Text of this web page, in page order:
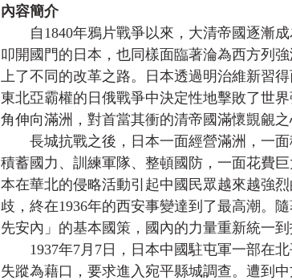
內容簡介
自1840年鴉片戰爭以來，大清帝國逐漸成
叩開國門的日本，也同樣面臨著淪為西方列
上了不同的改革之路。日本透過明治維新習
東北亞霸權的日俄戰爭中決定性地擊敗了世
角伸向滿洲，對首當其衝的清帝國滿懷覬覦之
長城抗戰之後，日本一面經營滿洲，一面
積蓄國力、訓練軍隊、整頓國防，一面花費
本在華北的侵略活動引起中國民眾越來越強
歧，終在1936年的西安事變達到了最高潮。
先安內」的基本國策，國內的力量重新統一到
1937年7月7日，日本中國駐屯軍一部在北
失蹤為藉口，要求進入宛平縣城調查。遭到